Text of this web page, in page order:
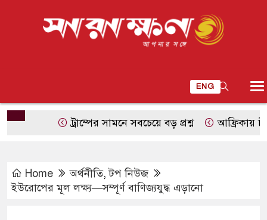
ENG
ট্রাম্পের সামনে সবচেয়ে বড় প্রশ্ন আফ্রিকায় চীনা
Home অর্থনীতি,টপ নিউজ
ইউরোপের মূল লক্ষ্য—সম্পূর্ণ বাণিজ্যযুদ্ধ এড়ানো